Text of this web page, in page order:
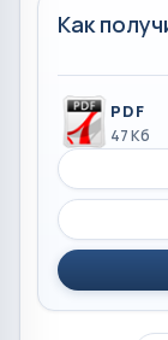
Как
PDF
47 Кб